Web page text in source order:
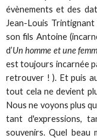
évènements et des
Jean-Louis
son fils Antoine
d’Un homme et une
est toujours incarnée
retrouver ! ). Et puis
tout cela ne devient
Nous ne voyons plus
tant d'expressions,
souvenirs. Quel beau